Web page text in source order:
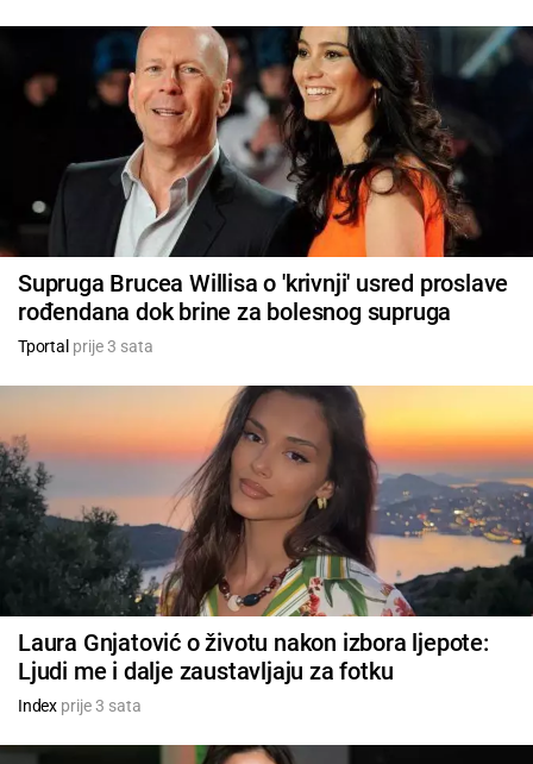
Supruga Brucea Willisa o 'krivnji' usred proslave
rođendana dok brine za bolesnog supruga
Tportal prije 3 sata
Laura Gnjatović o životu nakon izbora ljepote:
Ljudi me i dalje zaustavljaju za fotku
Index prije 3 sata